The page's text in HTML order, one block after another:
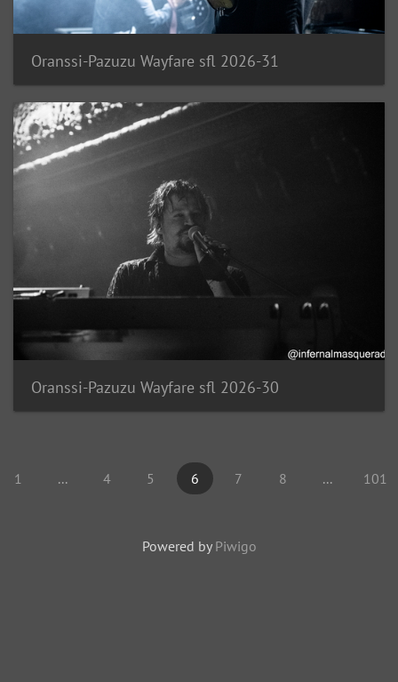
Oranssi-Pazuzu Wayfare sfl 2026-31
Oranssi-Pazuzu Wayfare sfl 2026-30
1 ... 4 5 6 7 8 ... 101
Powered by Piwigo